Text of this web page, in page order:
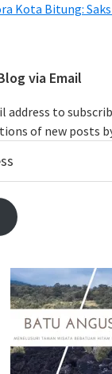
Kota Bitung:
via Email
address to
of new posts